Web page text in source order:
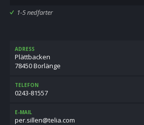
1-5 nedfarter
ADRESS
Plättbacken
78450 Borlänge
TELEFON
0243-81557
E-MAIL
moc.ailet@nellis.rep